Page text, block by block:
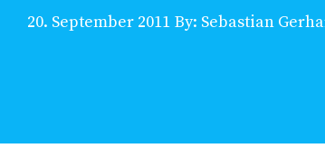
20. September 2011 By: Sebastian